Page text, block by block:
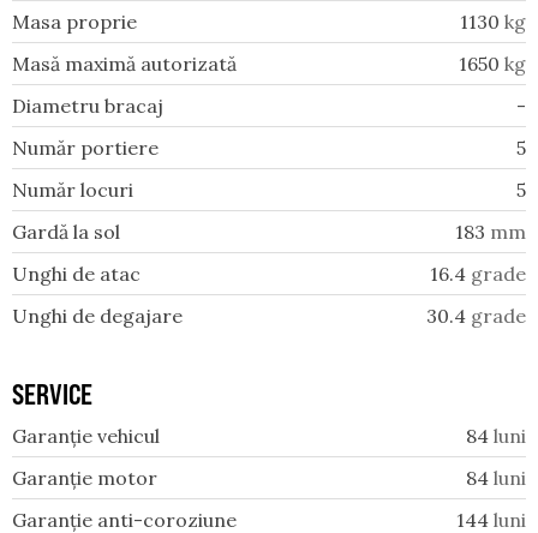
Masa proprie
1130 kg
Masă maximă autorizată
1650 kg
Diametru bracaj
-
Număr portiere
5
Număr locuri
5
Gardă la sol
183 mm
Unghi de atac
16.4 grade
Unghi de degajare
30.4 grade
SERVICE
Garanție vehicul 84 luni
Garanție motor
84 luni
Garanție anti-coroziune
144 luni